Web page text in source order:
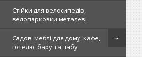
Стійки для велосипедів,
велопарковки металеві
Садові меблі для дому, кафе,
готелю, бару та пабу